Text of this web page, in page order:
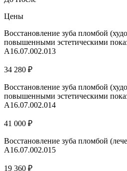
Цены
Восстановление зуба пломбой
повышенными эстетическими
А16.07.002.013
34 280 ₽
Восстановление зуба пломбой
повышенными эстетическими
А16.07.002.014
41 000 ₽
Восстановление зуба пломбой
А16.07.002.015
19 360 ₽